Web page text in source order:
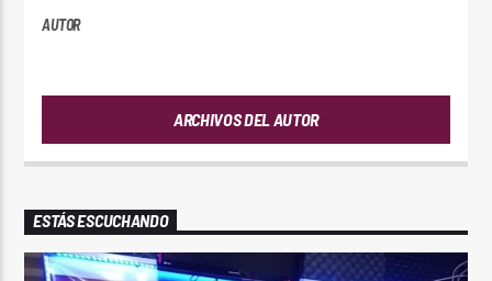
AUTOR
ARCHIVOS DEL AUTOR
ESTÁS ESCUCHANDO